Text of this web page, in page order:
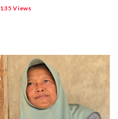
135 Views